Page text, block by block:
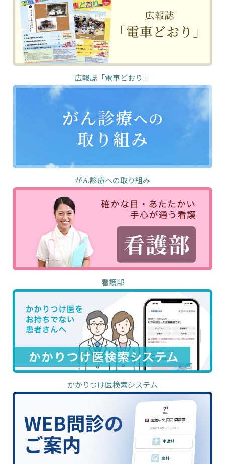
広報誌「電車どおり」
がん診療への取り組み
看護部
かかりつけ医検索システム